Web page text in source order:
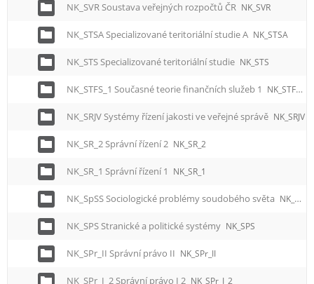
NK_SVR Soustava veřejných rozpočtů ČR NK_SVR
NK_STSA Specializované teritoriální studie A NK_STSA
NK_STS Specializované teritoriální studie NK_STS
NK_STFS_1 Současné teorie finančních služeb 1 NK_STFS_1
NK_SRJV Systémy řízení jakosti ve veřejné správě NK_SRJV
NK_SR_2 Správní řízení 2 NK_SR_2
NK_SR_1 Správní řízení 1 NK_SR_1
NK_SpSS Sociologické problémy soudobého světa NK_SpSS
NK_SPS Stranické a politické systémy NK_SPS
NK_SPr_II Správní právo II NK_SPr_II
NK_SPr_I_2 Správní právo I 2 NK_SPr_I_2